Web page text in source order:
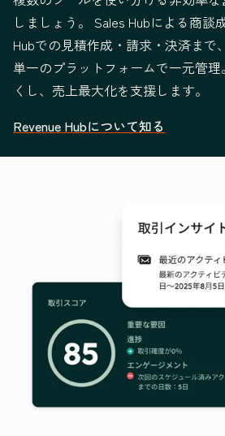
しましょう。 Sales Hubによる商談
Hubでの見積作成・請求・決済まで
単一のプラットフォームで一元管
くし、売上最大化を支援します。
Revenue Hubについて知る